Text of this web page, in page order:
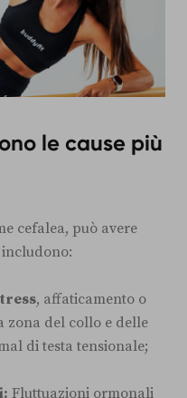
le cause più
cefalea, può avere
includono:
, affaticamento o
zona del collo e delle
di testa tensionale;
Fluttuazioni ormonali